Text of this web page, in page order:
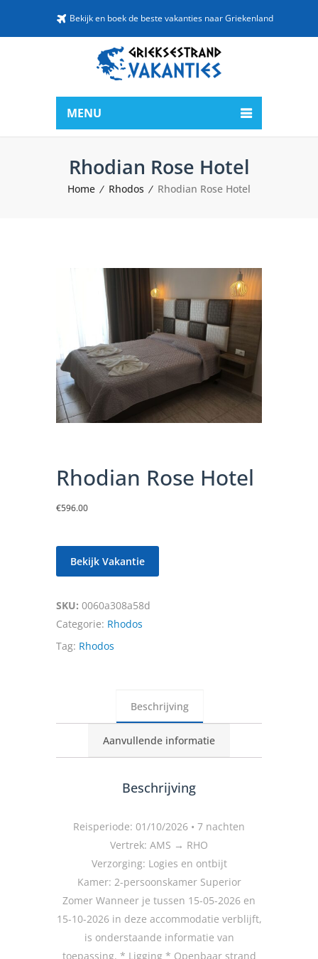
Bekijk en boek de beste vakanties naar Griekenland
MENU
Rhodian Rose Hotel
Home Rhodos Rhodian Rose Hotel
Rhodian Rose Hotel
€596.00
Bekijk Vakantie
SKU: 0060a308a58d
Categorie: Rhodos
Tag: Rhodos
Beschrijving
Aanvullende informatie
Beschrijving
Reisperiode: 01/10/2026 • 7 nachten
Vertrek: AMS → RHO
Verzorging: Logies en ontbijt
Kamer: 2-persoonskamer Superior
Zomer Wanneer je tussen 15-05-2026 en
15-10-2026 in deze accommodatie verblijft,
is onderstaande informatie van
toepassing. * Ligging * Openbaar strand